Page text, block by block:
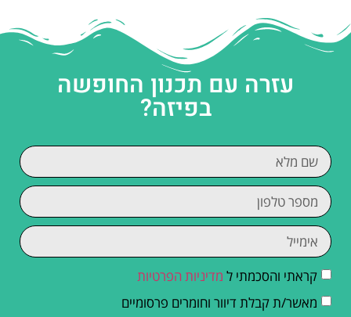
עזרה עם תכנון החופשה
בפיזה?
קראתי והסכמתי ל מדיניות הפרטיות
מאשר/ת קבלת דיוור וחומרים פרסומיים